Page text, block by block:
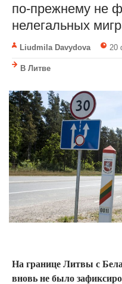
по-прежнему не
нелегальных
Liudmila Davydova 20
В Литве
На границе Литвы с
вновь не было